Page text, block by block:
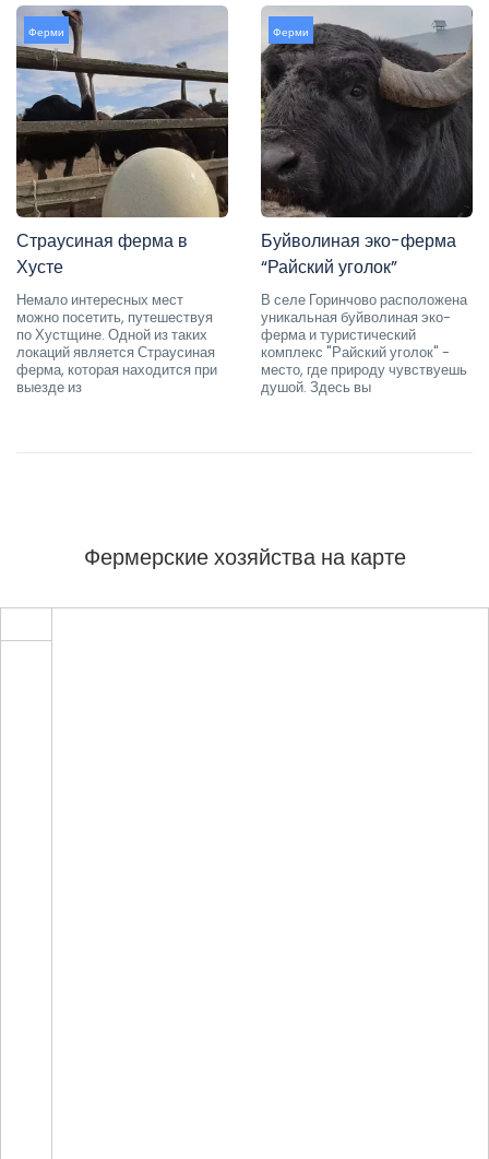
Ферми
Страусиная ферма в
Хусте
Немало интересных мест
можно посетить, путешествуя
по Хустщине. Одной из таких
локаций является Страусиная
ферма, которая находится при
выезде из
Ферми
Буйволиная эко-ферма
“Райский уголок”
В селе Горинчово расположена
уникальная буйволиная эко-
ферма и туристический
комплекс "Райский уголок" -
место, где природу чувствуешь
душой. Здесь вы
Фермерские хозяйства на карте